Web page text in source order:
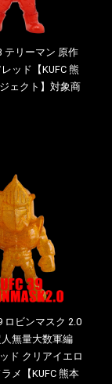
テリーマン 原作
ッド【KUFC 熊
ェクト】対象商
ロビンマスク 2.0
無量大数軍編
ド クリアイエロ
メ【KUFC 熊本